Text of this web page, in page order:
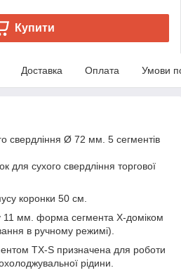
Купити
Доставка Оплата Умови
свердління Ø 72 мм. 5 сегментів
для сухого свердління торгової
коронки 50 см.
11 мм. форма сегмента Х-доміком
в ручному режимі).
TX-S призначена для роботи
рідини.